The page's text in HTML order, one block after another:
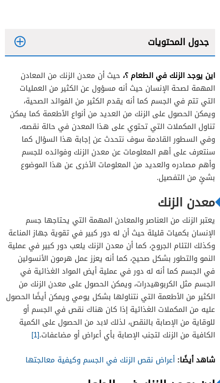
جدول المحتويات
اين يوجد الزنك في الطعام ؟، حيث أن معدن الزنك من المعادن
المهمة لصحة الإنسان حيث أنه مسؤول عن الكثير من العمليات
التي تتم في الجسم كما أنه يقدم الكثير من الفوائد الصحية،
ويمكن الحصول على الزنك من العديد من أنواع الأطعمة كما يمكن
تناول المكملات التي تحتوي على هذا المعدن في حالة نقصه،
وفي السطور القادمة سوف نتحدث عن إجابة هذا السؤال كما
سنتعرف على أهم المعلومات عن معدن الزنك وفوائده للجسم
وأهم مصادره والعديد من المعلومات الأخرى عن هذا الموضوع
بشئٍ من التفصيل.
معدن الزنك
يعتبر الزنك من العناصر والمعادن المهمة التي يحتاجها جسم
الإنسان بكميات قليلة حيث أن له دور كبير في تقوية جهاز المناعة
وكذلك التئام الجروح، كما أن معدن الزنك يلعب دور كبير في عملية
النمو والتطور بشكل صحيح، كما أنه يعزز عمل هرمون الأنسولين
في الجسم كما أنه له دور في عملية أيض المواد الغذائية في
الجسم مثل الكربوهيدرات، ويمكن الحصول على معدن الزنك من
الكثير من الأطعمة التي نتناولها بشكل يومي ويمكن أيضًا الحصول
عليه من المكملات الغذائية إذا كان هناك نقص في الجسم أو
للوقاية من الإصابة بالنقص، لذلك لابد من الحصول على الكمية
الكافية من الزنك لتجنب الإصابة بأي أعراض أو مضاعفات.[1]
شاهد أيضًا: أعراض نقص الزنك في الجسم وكيفية معالجتها